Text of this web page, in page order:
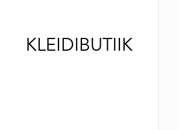
KLEIDIBUTIIK